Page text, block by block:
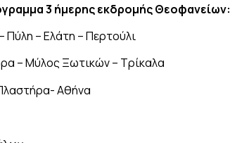
3 ήμερης εκδρομής Θεοφανείων:
Πύλη – Ελάτη – Περτούλι
– Μύλος Ξωτικών – Τρίκαλα
Αθήνα